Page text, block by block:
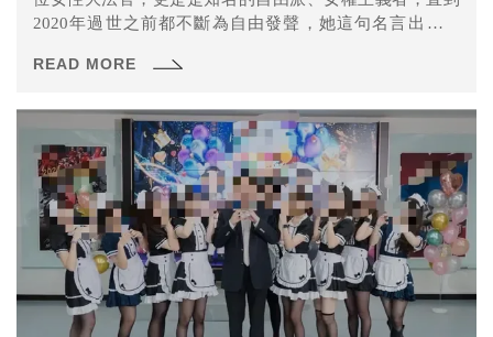
2020年過世之前都不斷為自由發聲，她這句名言出自於
達了憲法與人民追求自由之間密不可分的關係。
READ MORE